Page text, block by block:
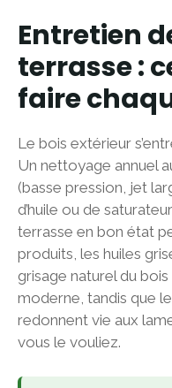
Entretien
terrasse :
faire
Le bois extérieur
Un nettoyage annuel
(basse pression, jet
d’huile ou de
terrasse en bon état
produits, les huiles
grisage naturel du
moderne, tandis que
redonnent vie aux
vous le vouliez.